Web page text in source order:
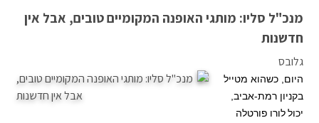
מנכ"ל סליו: מותגי האופנה המקומיים טובים, אבל אין
חדשנות
גלובס
היום, כשהוא מטייל
בקניון רמת-אביב,
יכול לורו פורטלה